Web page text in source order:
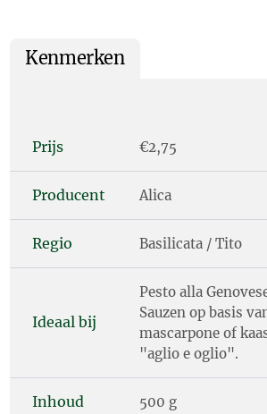
Kenmerken
Prijs €2,75
Producent Alica
Regio Basilicata / Tito
Ideaal bij
Pesto alla
Sauzen op basis
mascarpone of
"aglio e oglio".
Inhoud 500 g